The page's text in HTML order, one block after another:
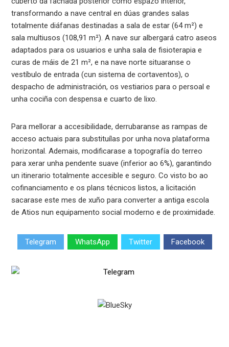
transformando a nave central en dúas grandes salas
totalmente diáfanas destinadas a sala de estar (64 m²) e
sala multiusos (108,91 m²). A nave sur albergará catro aseos
adaptados para os usuarios e unha sala de fisioterapia e
curas de máis de 21 m², e na nave norte situaranse o
vestíbulo de entrada (cun sistema de cortaventos), o
despacho de administración, os vestiarios para o persoal e
unha cociña con despensa e cuarto de lixo.
Para mellorar a accesibilidade, derrubaranse as rampas de
acceso actuais para substituílas por unha nova plataforma
horizontal. Ademais, modificarase a topografía do terreo
para xerar unha pendente suave (inferior ao 6%), garantindo
un itinerario totalmente accesible e seguro. Co visto bo ao
cofinanciamento e os plans técnicos listos, a licitación
sacarase este mes de xuño para converter a antiga escola
de Atios nun equipamento social moderno e de proximidade.
Telegram WhatsApp Twitter Facebook